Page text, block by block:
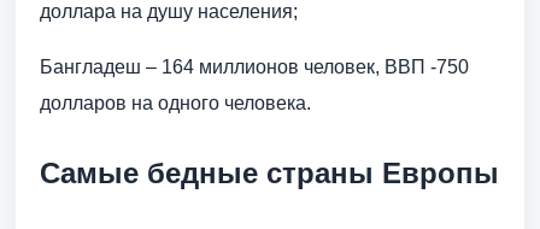
доллара на душу населения;
Бангладеш – 164 миллионов человек, ВВП -750
долларов на одного человека.
Самые бедные страны Европы